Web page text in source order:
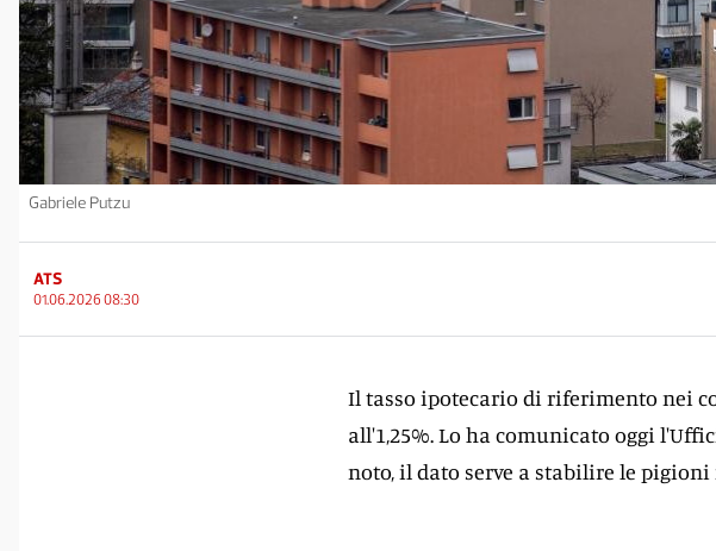
Gabriele Putzu
ATS
01.06.2026 08:30
Il tasso ipotecario di riferimento nei
all'1,25%. Lo ha comunicato oggi
noto, il dato serve a stabilire le pigioni